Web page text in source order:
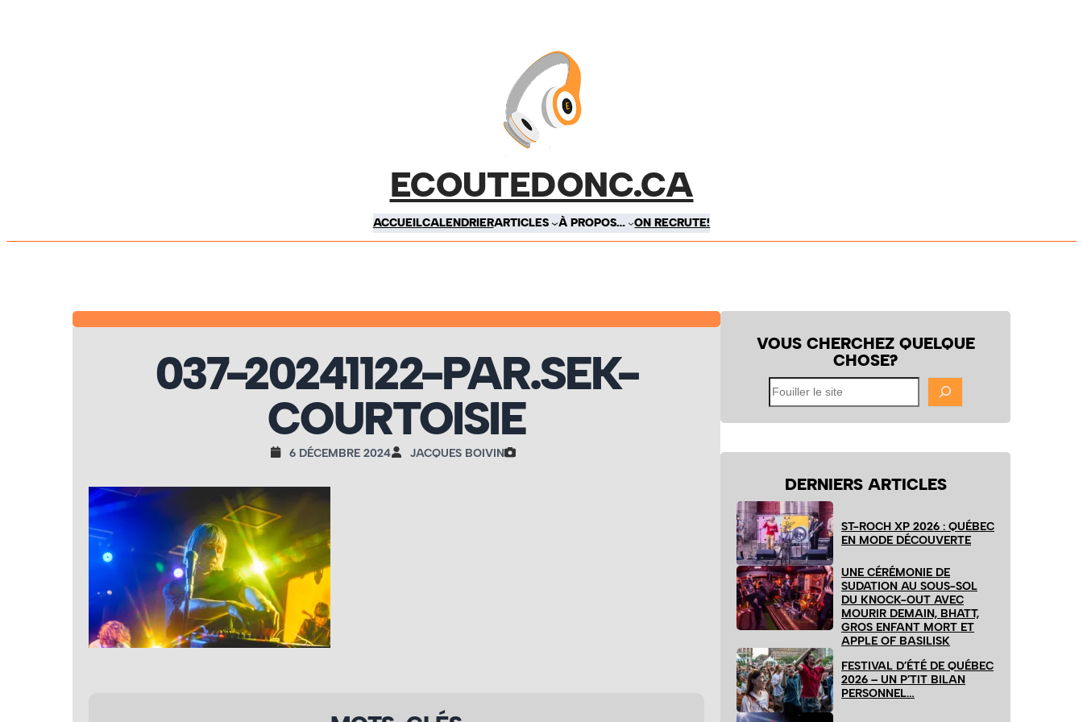
ECOUTEDONC.CA
ACCUEILCALENDRIERARTICLES À PROPOS… ON RECRUTE!
037-20241122-PAR.SEK-
COURTOISIE
6 DÉCEMBRE 2024 JACQUES BOIVIN
VOUS CHERCHEZ QUELQUE
CHOSE?
Fouiller
le
site
DERNIERS ARTICLES
ST-ROCH XP 2026 : QUÉBEC
EN MODE DÉCOUVERTE
UNE CÉRÉMONIE DE
SUDATION AU SOUS-SOL
DU KNOCK-OUT AVEC
MOURIR DEMAIN, BHATT,
GROS ENFANT MORT ET
APPLE OF BASILISK
FESTIVAL D’ÉTÉ DE QUÉBEC
2026 – UN P’TIT BILAN
PERSONNEL…